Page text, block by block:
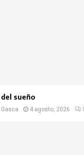
sueño
4 agosto, 2026